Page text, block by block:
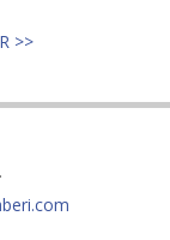
>>